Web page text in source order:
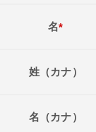
名*
姓（カナ）
名（カナ）